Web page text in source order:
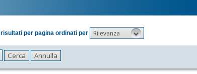
risultati per pagina ordinati per Rilevanza